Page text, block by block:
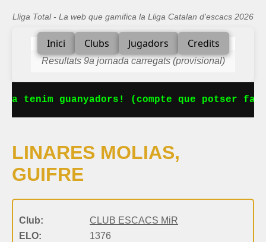
Lliga Total - La web que gamifica la Lliga Catalan d'escacs 2026
Inici Clubs Jugadors Credits
Resultats 9a jornada carregats (provisional)
tenim guanyadors! (compte que potser
LINARES MOLIAS,
GUIFRE
Club:
CLUB ESCACS MiR
ELO:
1376